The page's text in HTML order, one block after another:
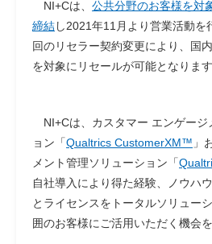
NI+Cは、 公共分野のお客様を対
締結し2021年11月より営業活動を
回のリセラー契約変更により、国
を対象にリセールが可能となります
NI+Cは、カスタマー エンゲージ
ョン「Qualtrics CustomerXM™ 」
メント管理ソリューション「
自社導入により得た経験、ノウハ
とライセンスをトータルソリュー
囲のお客様にご活用いただく機会